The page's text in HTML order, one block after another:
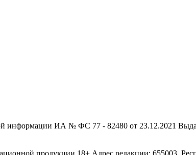
ИА № ФС 77 - 82480 от 23.12.2021
продукции 18+ Адрес редакции: 655003,